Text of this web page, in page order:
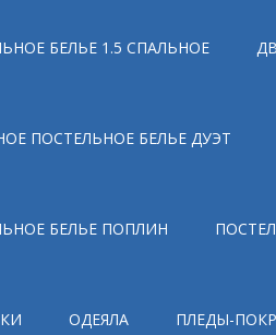
БЕЛЬЕ 1.5 СПАЛЬНОЕ
ПОСТЕЛЬНОЕ БЕЛЬЕ ДУЭТ
БЕЛЬЕ ПОПЛИН
ОДЕЯЛА ПЛЕДЫ-